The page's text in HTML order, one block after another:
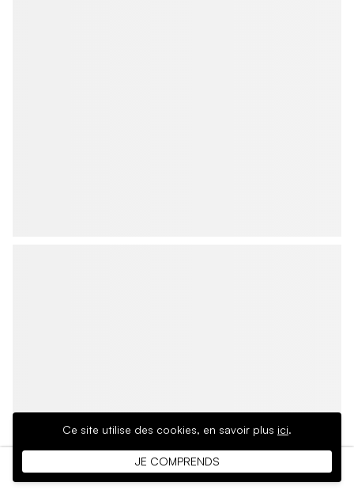
Ce site utilise des cookies, en savoir plus ici.
JE COMPRENDS